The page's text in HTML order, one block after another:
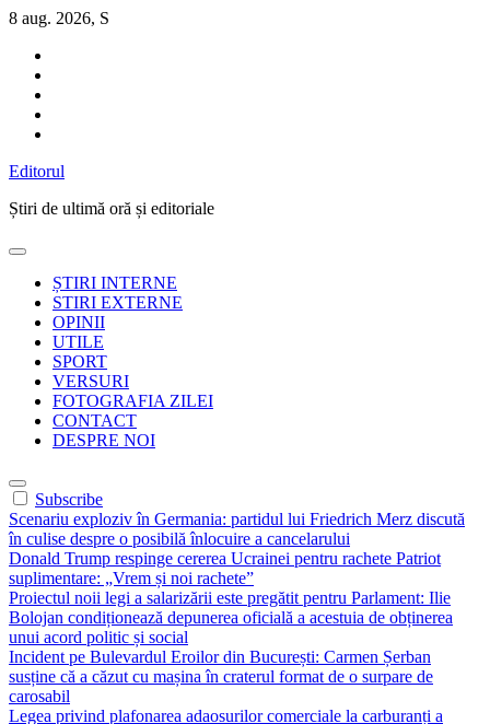
Sari
conținut
8 aug. 2026, S
Editorul
Știri de ultimă oră și editoriale
ȘTIRI INTERNE
STIRI EXTERNE
OPINII
UTILE
SPORT
VERSURI
FOTOGRAFIA ZILEI
CONTACT
DESPRE NOI
Subscribe
Scenariu exploziv în Germania: partidul lui Friedrich Merz discută
în culise despre o posibilă înlocuire a cancelarului
Donald Trump respinge cererea Ucrainei pentru rachete Patriot
suplimentare: „Vrem și noi rachete”
Proiectul noii legi a salarizării este pregătit pentru Parlament: Ilie
Bolojan condiționează depunerea oficială a acestuia de obținerea
unui acord politic și social
Incident pe Bulevardul Eroilor din București: Carmen Șerban
susține că a căzut cu mașina în craterul format de o surpare de
carosabil
Legea privind plafonarea adaosurilor comerciale la carburanți a